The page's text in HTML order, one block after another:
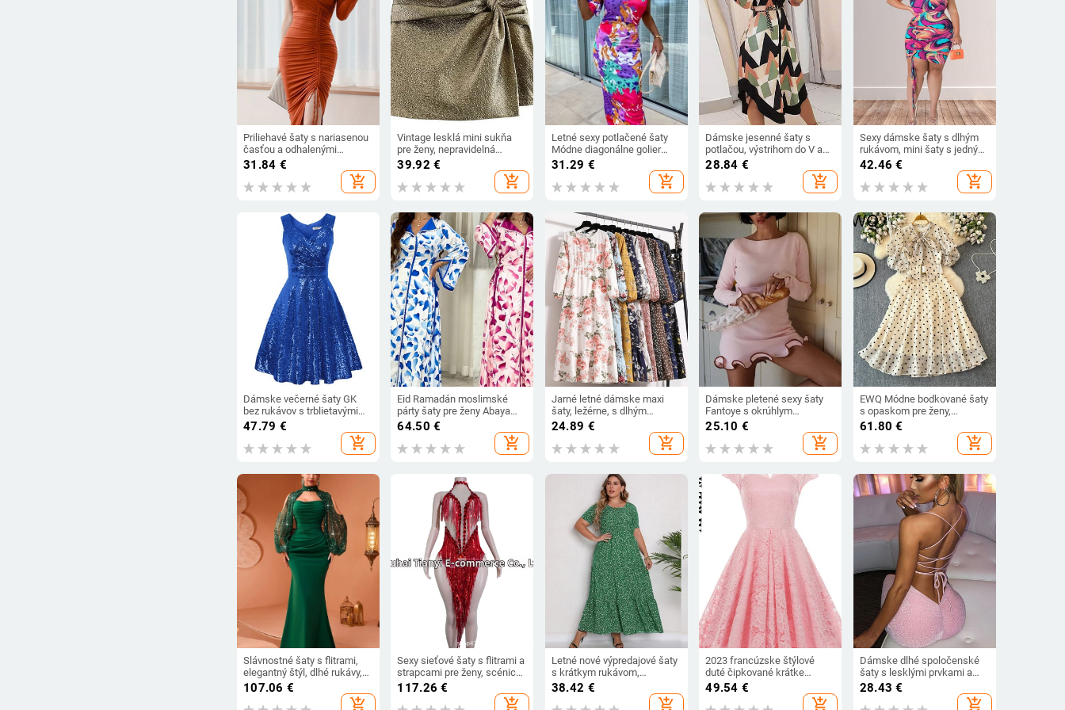
Priliehavé šaty s nariasenou
časťou a odhalenými
ramenami
31.84 €
add_shopping_cart
Vintage lesklá mini sukňa
pre ženy, nepravidelná
mašľa, párty 2024,
dámsky šik balíček, hip,
trblietavé krátke nohavicové
39.92 €
add_shopping_cart
Letné sexy potlačené šaty
Módne diagonálne golier
Bodycon balíček boky
Plážové párty Kancelárske
ležérne šaty pre ženy Robe
31.29 €
add_shopping_cart
Dámske jesenné šaty s
potlačou, výstrihom do V a
dlhým rukávom s
strihom, stredne dlhé, 2023
28.84 €
add_shopping_cart
Sexy dámske šaty s dlhým
rukávom, mini šaty s jedným
ramenom a vyklenutými
rukávmi, sťahovacia šnúrka,
skladaná módna potlač,
veľkoobchod, dropshipping
42.46 €
add_shopping_cart
Dámske večerné šaty GK
bez rukávov s trblietavými
flitrami, dámske koktejlové
párty šaty s výstrihom do V,
rozšírené šaty do A
47.79 €
add_shopping_cart
Eid Ramadán moslimské
párty šaty pre ženy Abaya
Maroko dlhé šaty šnurovacie
Vestidos Kaftan islamské
flitre Dubaj arabské rúcho
64.50 €
add_shopping_cart
Jarné letné dámske maxi
šaty, ležérne, s dlhým
rukávom, kvetinovou
potlačou, s výstrihom do O-
neck, dámske bohémske
plážové párty dlhé šaty,
24.89 €
add_shopping_cart
Dámske pletené sexy šaty
Fantoye s okrúhlym
výstrihom a volánikmi,
čierne, s dlhým rukávom a
vysokým pásom, dámske
jesenné štíhle elegantné
25.10 €
add_shopping_cart
EWQ Módne bodkované šaty
s opaskom pre ženy,
mašľou, šnurovaním,
naberaným pásom, krátkymi
rukávmi, áčkovým strihom,
leto 2024, nové, 27X200
61.80 €
add_shopping_cart
Slávnostné šaty s flitrami,
elegantný štýl, dlhé rukávy,
tkanina s elastanom 90–
95%, uvedené 2025
107.06 €
add_shopping_cart
Sexy sieťové šaty s flitrami a
strapcami pre ženy, scénický
kostým pre klubový latinský
tanec, európsko-americký
117.26 €
add_shopping_cart
Letné nové výpredajové šaty
s krátkym rukávom,
okrúhlym výstrihom a
výstrihom pre ženy v plus
38.42 €
add_shopping_cart
2023 francúzske štýlové
duté čipkované krátke
plesové šaty pre ženy
elegantné jednofarebné
49.54 €
add_shopping_cart
Dámske dlhé spoločenské
šaty s lesklými prvkami a
zaväzovaním
28.43 €
add_shopping_cart